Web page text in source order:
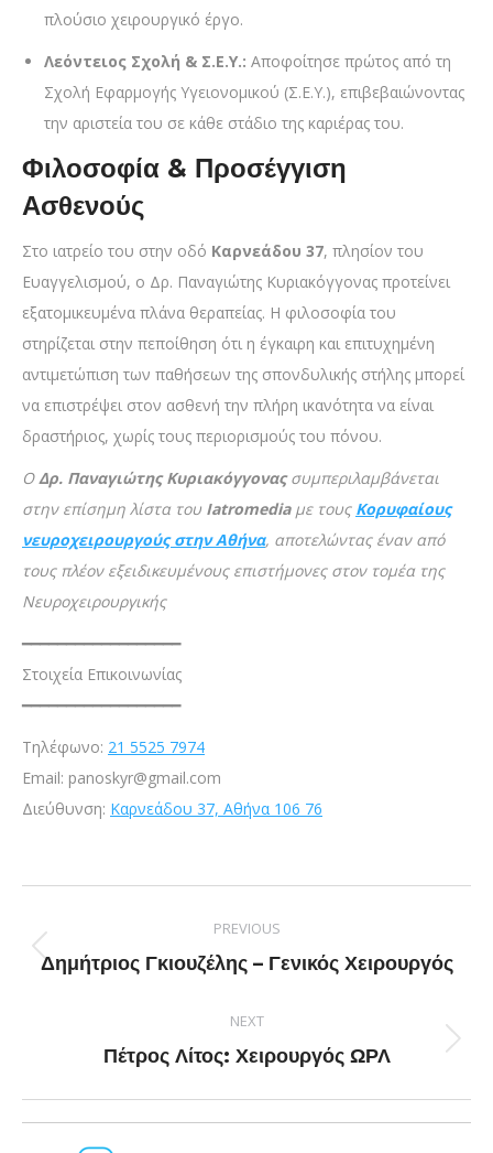
πλούσιο χειρουργικό έργο.
Λεόντειος Σχολή & Σ.Ε.Υ.: Αποφοίτησε πρώτος από τη
Σχολή Εφαρμογής Υγειονομικού (Σ.Ε.Υ.), επιβεβαιώνοντας
την αριστεία του σε κάθε στάδιο της καριέρας του.
Φιλοσοφία & Προσέγγιση
Ασθενούς
Στο ιατρείο του στην οδό Καρνεάδου 37, πλησίον του
Ευαγγελισμού, ο Δρ. Παναγιώτης Κυριακόγγονας προτείνει
εξατομικευμένα πλάνα θεραπείας. Η φιλοσοφία του
στηρίζεται στην πεποίθηση ότι η έγκαιρη και επιτυχημένη
αντιμετώπιση των παθήσεων της σπονδυλικής στήλης μπορεί
να επιστρέψει στον ασθενή την πλήρη ικανότητα να είναι
δραστήριος, χωρίς τους περιορισμούς του πόνου.
Ο Δρ. Παναγιώτης Κυριακόγγονας συμπεριλαμβάνεται
στην επίσημη λίστα του Iatromediaμε τους Κορυφαίους
νευροχειρουργούς στην Αθήνα, αποτελώντας έναν από
τους πλέον εξειδικευμένους επιστήμονες στον τομέα της
Νευροχειρουργικής
━━━━━━━━━━━━━━━━━━
Στοιχεία Επικοινωνίας
━━━━━━━━━━━━━━━━━━
Τηλέφωνο: 21 5525 7974
Email: panoskyr@gmail.com
Διεύθυνση: Καρνεάδου 37, Αθήνα 106 76
PREVIOUS
Δημήτριος Γκιουζέλης – Γενικός Χειρουργός
NEXT
Πέτρος Λίτος: Χειρουργός ΩΡΛ